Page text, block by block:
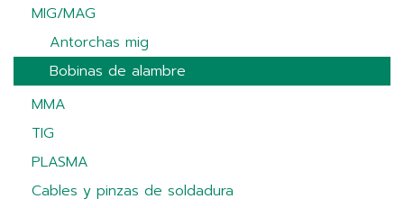
MIG/MAG
Antorchas mig
Bobinas de alambre
MMA
TIG
PLASMA
Cables y pinzas de soldadura